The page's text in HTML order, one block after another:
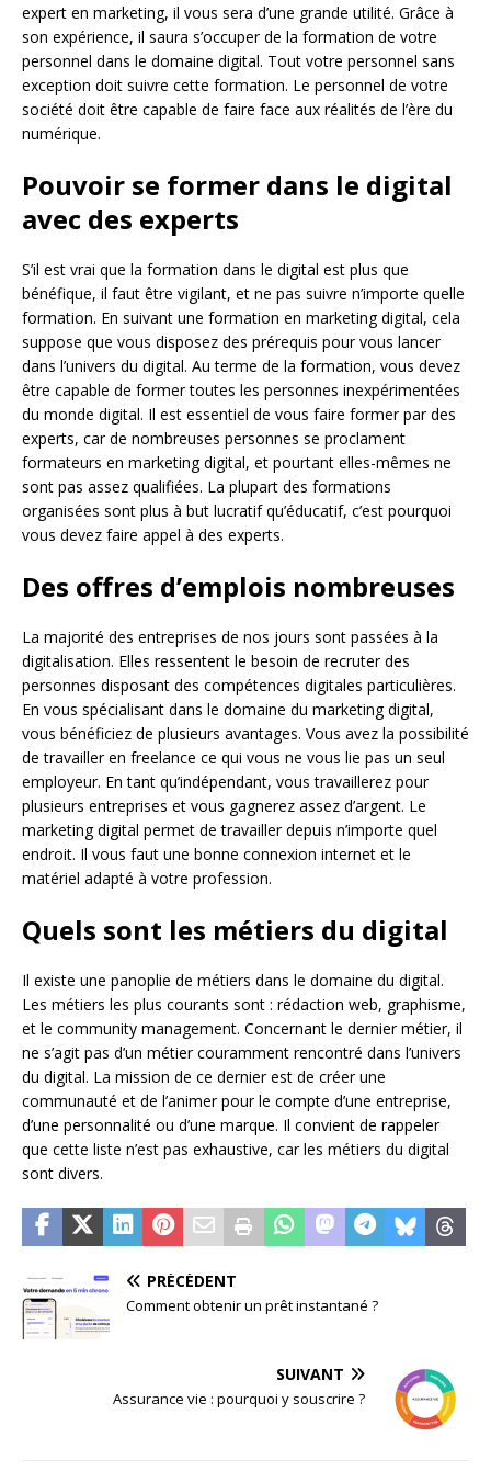
expert en marketing, il vous sera d’une grande utilité. Grâce à
son expérience, il saura s’occuper de la formation de votre
personnel dans le domaine digital. Tout votre personnel sans
exception doit suivre cette formation. Le personnel de votre
société doit être capable de faire face aux réalités de l’ère du
numérique.
Pouvoir se former dans le digital
avec des experts
S’il est vrai que la formation dans le digital est plus que
bénéfique, il faut être vigilant, et ne pas suivre n’importe quelle
formation. En suivant une formation en marketing digital, cela
suppose que vous disposez des prérequis pour vous lancer
dans l’univers du digital. Au terme de la formation, vous devez
être capable de former toutes les personnes inexpérimentées
du monde digital. Il est essentiel de vous faire former par des
experts, car de nombreuses personnes se proclament
formateurs en marketing digital, et pourtant elles-mêmes ne
sont pas assez qualifiées. La plupart des formations
organisées sont plus à but lucratif qu’éducatif, c’est pourquoi
vous devez faire appel à des experts.
Des offres d’emplois nombreuses
La majorité des entreprises de nos jours sont passées à la
digitalisation. Elles ressentent le besoin de recruter des
personnes disposant des compétences digitales particulières.
En vous spécialisant dans le domaine du marketing digital,
vous bénéficiez de plusieurs avantages. Vous avez la possibilité
de travailler en freelance ce qui vous ne vous lie pas un seul
employeur. En tant qu’indépendant, vous travaillerez pour
plusieurs entreprises et vous gagnerez assez d’argent. Le
marketing digital permet de travailler depuis n’importe quel
endroit. Il vous faut une bonne connexion internet et le
matériel adapté à votre profession.
Quels sont les métiers du digital
Il existe une panoplie de métiers dans le domaine du digital.
Les métiers les plus courants sont : rédaction web, graphisme,
et le community management. Concernant le dernier métier, il
ne s’agit pas d’un métier couramment rencontré dans l’univers
du digital. La mission de ce dernier est de créer une
communauté et de l’animer pour le compte d’une entreprise,
d’une personnalité ou d’une marque. Il convient de rappeler
que cette liste n’est pas exhaustive, car les métiers du digital
sont divers.
PRÉCÉDENT
Comment obtenir un prêt instantané ?
SUIVANT
Assurance vie : pourquoi y souscrire ?